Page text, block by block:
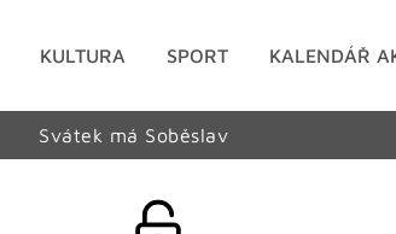
KULTURA SPORT KALENDÁŘ
Svátek má Soběslav